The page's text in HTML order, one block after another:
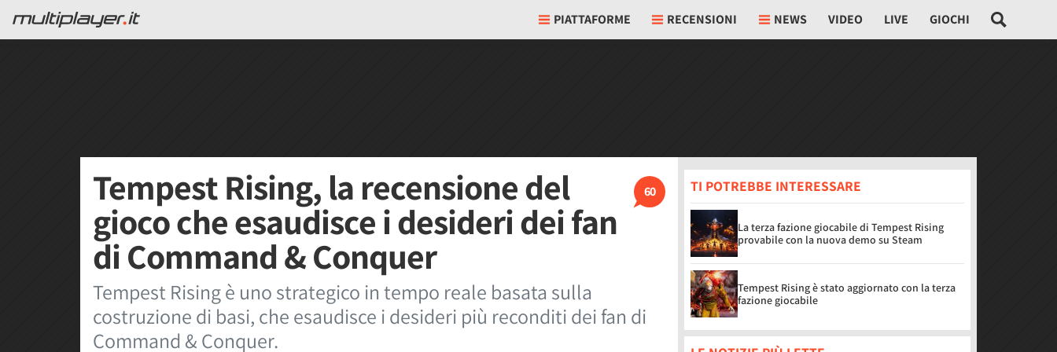
PIATTAFORME RECENSIONI NEWS VIDEO LIVE GIOCHI
60
Tempest Rising, la recensione del
gioco che esaudisce i desideri dei fan
di Command & Conquer
Tempest Rising è uno strategico in tempo reale basata sulla
costruzione di basi, che esaudisce i desideri più reconditi dei fan di
Command & Conquer.
TI POTREBBE INTERESSARE
La terza fazione giocabile di Tempest Rising
provabile con la nuova demo su Steam
Tempest Rising è stato aggiornato con la terza
fazione giocabile